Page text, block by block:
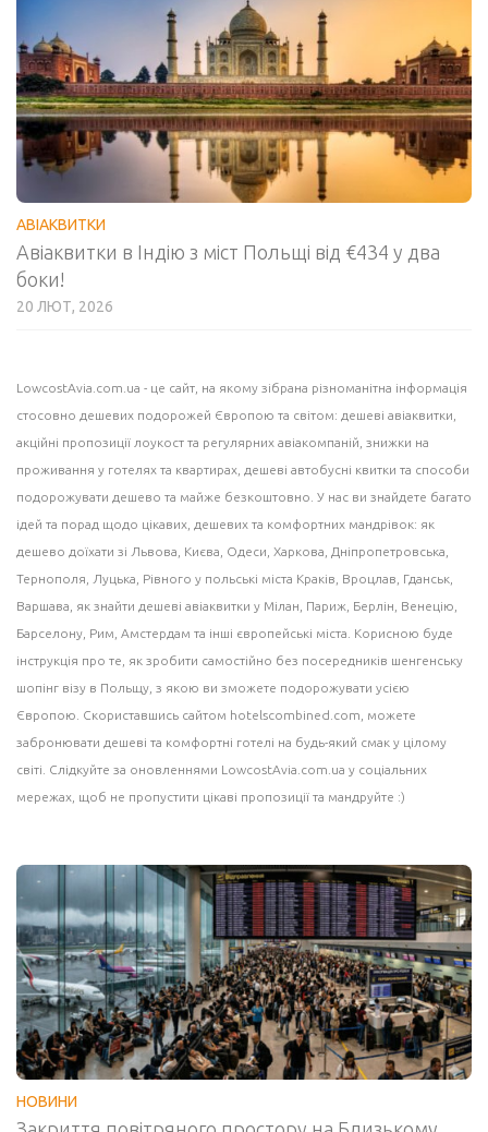
АВІАКВИТКИ
Авіаквитки в Індію з міст Польщі від €434 у два
боки!
20 ЛЮТ, 2026
LowcostAvia.com.ua - це сайт, на якому зібрана різноманітна інформація
стосовно дешевих подорожей Європою та світом: дешеві авіаквитки
акційні пропозиції лоукост та регулярних авіакомпаній, знижки на
проживання у готелях та квартирах, дешеві автобусні квитки та способи
подорожувати дешево та майже безкоштовно. У нас ви знайдете багато
ідей та порад щодо цікавих, дешевих та комфортних мандрівок: як
дешево доїхати зі Львова, Києва, Одеси, Харкова, Дніпропетровська,
Тернополя, Луцька, Рівного у польські міста Краків , Вроцлав, Гданськ
Варшава , як знайти дешеві авіаквитки у Мілан , Париж, Берлін, Венецію,
Барселону , Рим, Амстердам та інші європейські міста. Корисною буде
інструкція про те, як зробити самостійно без посередників шенгенську
шопінг візу в Польщу, з якою ви зможете подорожувати усією
Європою. Скориставшись сайтом hotelscombined.com , можете
забронювати дешеві та комфортні готелі на будь-який смак у цілому
світі. Слідкуйте за оновленнями LowcostAvia.com.ua у соціальних
мережах, щоб не пропустити цікаві пропозиції та мандруйте :)
НОВИНИ